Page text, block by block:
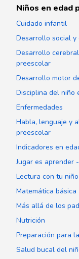
Niños en edad
Cuidado infantil
Desarrollo social y
Desarrollo
preescolar
Desarrollo motor
Disciplina del niño
Enfermedades
Habla, lenguaje y
preescolar
Indicadores en
Jugar es aprender
Lectura con tu
Matemática básica
Más allá de los
Nutrición
Preparación para
Salud bucal del